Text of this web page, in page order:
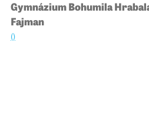
Gymnázium Bohumila
Fajman
()